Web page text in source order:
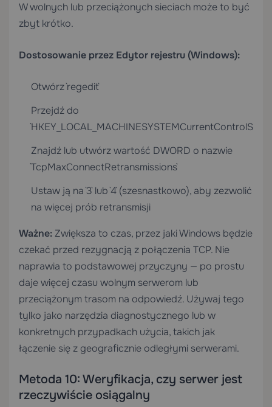
W wolnych lub przeciążonych sieciach może to być
zbyt krótko.
Dostosowanie przez Edytor rejestru (Windows):
Otwórz `regedit`
Przejdź do
Znajdź lub utwórz wartość DWORD o nazwie
`TcpMaxConnectRetransmissions`
Ustaw ją na `3` lub `4` (szesnastkowo), aby zezwolić
na więcej prób retransmisji
Ważne:Zwiększa to czas, przez jaki Windows będzie
czekać przed rezygnacją z połączenia TCP. Nie
naprawia to podstawowej przyczyny — po prostu
daje więcej czasu wolnym serwerom lub
przeciążonym trasom na odpowiedź. Używaj tego
tylko jako narzędzia diagnostycznego lub w
konkretnych przypadkach użycia, takich jak
łączenie się z geograficznie odległymi serwerami.
Metoda 10: Weryfikacja, czy serwer jest
rzeczywiście osiągalny